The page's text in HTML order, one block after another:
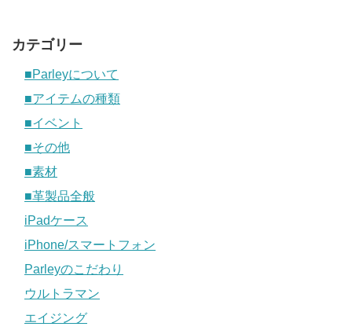
カテゴリー
■Parleyについて
■アイテムの種類
■イベント
■その他
■素材
■革製品全般
iPadケース
iPhone/スマートフォン
Parleyのこだわり
ウルトラマン
エイジング